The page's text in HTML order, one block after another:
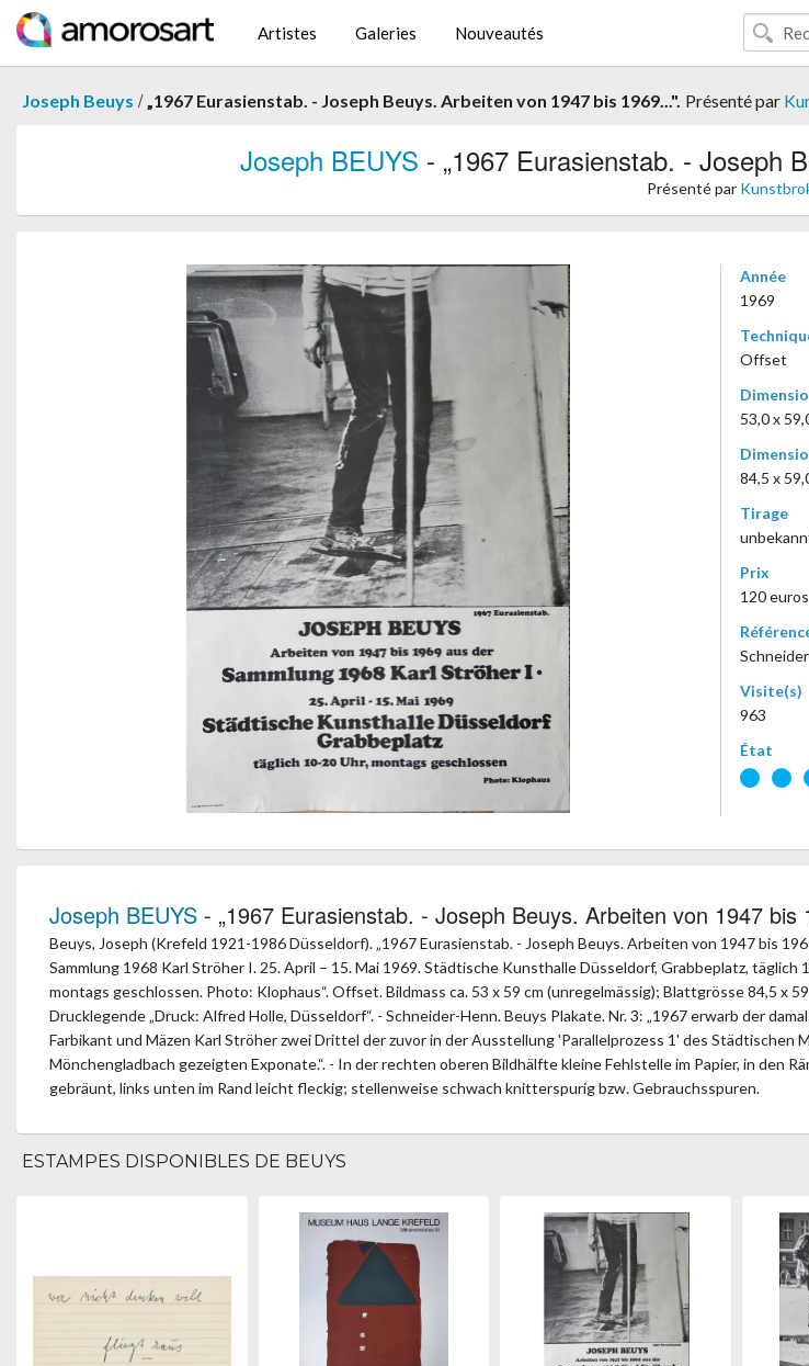
Artistes Galeries Nouveautés
Joseph Beuys /„1967 Eurasienstab. - Joseph Beuys. Arbeiten von 1947 bis 1969...". Présenté par
Joseph BEUYS - „1967 Eurasienstab. - Joseph
Présenté par
Année
1969
Offset
53,0 x
84,5 x
Tirage
Prix
120
Visite(s)
963
État
Joseph BEUYS - „1967 Eurasienstab. - Joseph Beuys. Arbeiten von 1947 bis
Beuys, Joseph (Krefeld 1921-1986 Düsseldorf). „1967 Eurasienstab. - Joseph Beuys. Arbeiten von 1947 bis
Sammlung 1968 Karl Ströher I. 25. April – 15. Mai 1969. Städtische Kunsthalle Düsseldorf, Grabbeplatz, täglich
montags geschlossen. Photo: Klophaus“. Offset. Bildmass ca. 53 x 59 cm (unregelmässig); Blattgrösse 84,5 x
Drucklegende „Druck: Alfred Holle, Düsseldorf“. - Schneider-Henn. Beuys Plakate. Nr. 3: „1967 erwarb der
Farbikant und Mäzen Karl Ströher zwei Drittel der zuvor in der Ausstellung 'Parallelprozess 1' des Städtischen
Mönchengladbach gezeigten Exponate.“. - In der rechten oberen Bildhälfte kleine Fehlstelle im Papier, in den
gebräunt, links unten im Rand leicht fleckig; stellenweise schwach knitterspurig bzw. Gebrauchsspuren.
ESTAMPES DISPONIBLES DE BEUYS